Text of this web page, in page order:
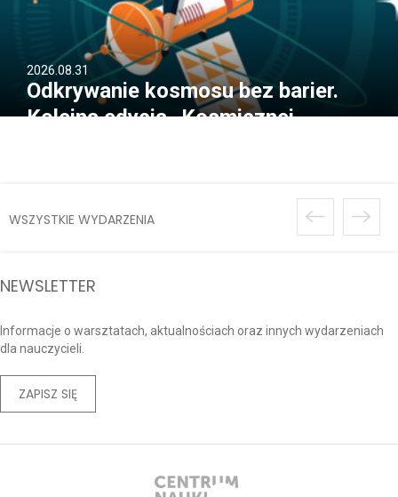
2026.08.31
Odkrywanie kosmosu bez barier.
Kolejna edycja „Kosmicznej
WSZYSTKIE WYDARZENIA
NEWSLETTER
Informacje o warsztatach, aktualnościach oraz innych wydarzeniach
dla nauczycieli.
ZAPISZ SIĘ